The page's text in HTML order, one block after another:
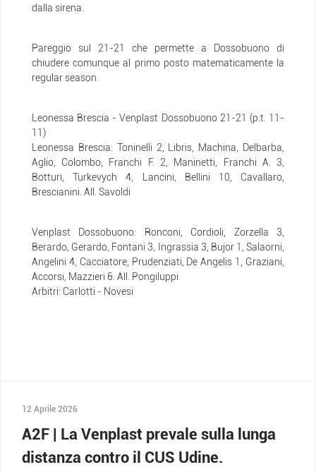
dalla sirena.
Pareggio sul 21-21 che permette a Dossobuono di
chiudere comunque al primo posto matematicamente la
regular season.
Leonessa Brescia - Venplast Dossobuono 21-21 (p.t. 11-
11)
Leonessa Brescia: Toninelli 2, Libris, Machina, Delbarba,
Aglio, Colombo, Franchi F. 2, Maninetti, Franchi A. 3,
Botturi, Turkevych 4, Lancini, Bellini 10, Cavallaro,
Brescianini. All. Savoldi
Venplast Dossobuono: Ronconi, Cordioli, Zorzella 3,
Berardo, Gerardo, Fontani 3, Ingrassia 3, Bujor 1, Salaorni,
Angelini 4, Cacciatore, Prudenziati, De Angelis 1, Graziani,
Accorsi, Mazzieri 6. All. Pongiluppi
Arbitri: Carlotti - Novesi
12 Aprile 2026
A2F | La Venplast prevale sulla lunga
distanza contro il CUS Udine.